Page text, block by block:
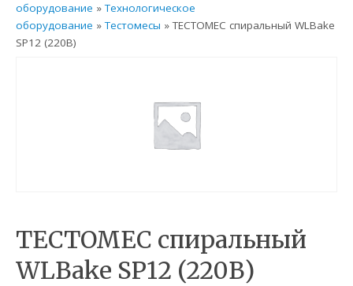
оборудование »Технологическое
оборудование »Тестомесы » ТЕСТОМЕС спиральный WLBake
SP12 (220В)
ТЕСТОМЕС спиральный
WLBake SP12 (220В)